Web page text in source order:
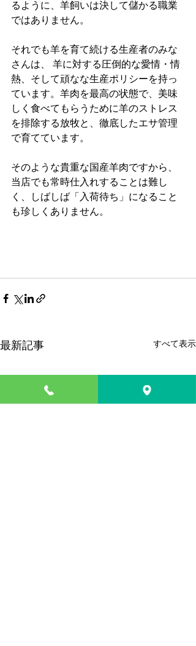
るように、羊飼いは決して儲かる職業
ではありません。
それでも羊を育て続ける生産者のみな
さんは、 羊に対する圧倒的な愛情・情
熱、そして頑なな生産ポリシーを持っ
ています。羊肉を最高の状態で、美味
しく食べてもらうために羊のストレス
を排除する放牧と、徹底したエサ管理
で育てています。
そのような貴重な国産羊肉ですから、
当店でも常時仕入れすることは難し
く、しばしば「入荷待ち」になること
も珍しくありません。
最新記事 すべて表示